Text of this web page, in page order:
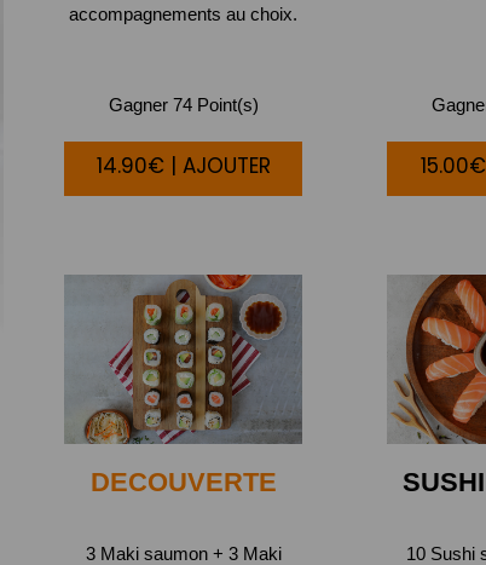
accompagnements au choix.
Gagner 74 Point(s)
14.90€ | AJOUTER
DECOUVERTE
3 Maki saumon + 3 Maki
SUSHI
10 Sushi